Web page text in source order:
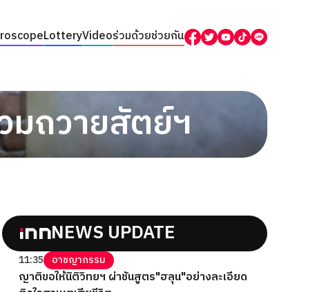
LotteryVideoร่วมด้วยช่วยกัน
มถวายสัตย์ฯ
NEWS UPDATE
11:35 อาชญากรรม
ญาติขอให้นิติวิทยฯ ผ่าชันสูตร"ฮลุน"อย่างละเอียด